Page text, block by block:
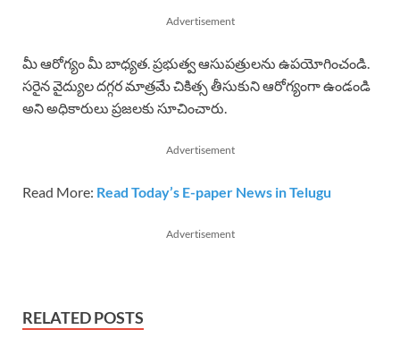
Advertisement
మీ ఆరోగ్యం మీ బాధ్యత. ప్రభుత్వ ఆసుపత్రులను ఉపయోగించండి.
సరైన వైద్యుల దగ్గర మాత్రమే చికిత్స తీసుకుని ఆరోగ్యంగా ఉండండి
అని అధికారులు ప్రజలకు సూచించారు.
Advertisement
Read More: Read Today’s E-paper News in Telugu
Advertisement
RELATED POSTS